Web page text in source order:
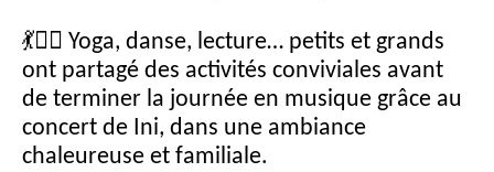
💃🧘‍♂️ Yoga, danse, lecture… petits et grands
ont partagé des activités conviviales avant
de terminer la journée en musique grâce au
concert de Ini, dans une ambiance
chaleureuse et familiale.